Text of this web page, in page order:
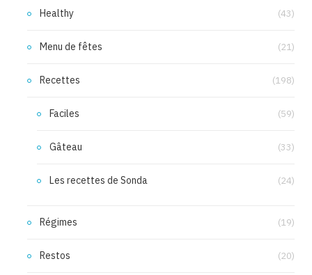
Healthy (43)
Menu de fêtes (21)
Recettes (198)
Faciles (59)
Gâteau (33)
Les recettes de Sonda (24)
Régimes (19)
Restos (20)